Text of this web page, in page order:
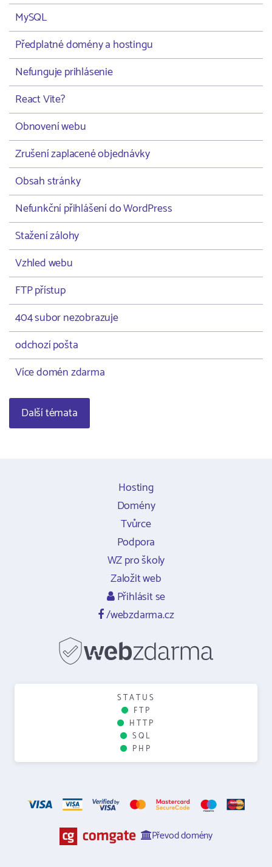
MySQL
Předplatné domény a hostingu
Nefunguje prihlásenie
React Vite?
Obnovení webu
Zrušení zaplacené objednávky
Obsah stránky
Nefunkční přihlášení do WordPress
Stažení zálohy
Vzhled webu
FTP přístup
404 subor nezobrazuje
odchozí pošta
Více domén zdarma
Další témata
Hosting
Domény
Tvůrce
Podpora
WZ pro školy
Založit web
Přihlásit se
/webzdarma.cz
STATUS
FTP
HTTP
SQL
PHP
Převod domény